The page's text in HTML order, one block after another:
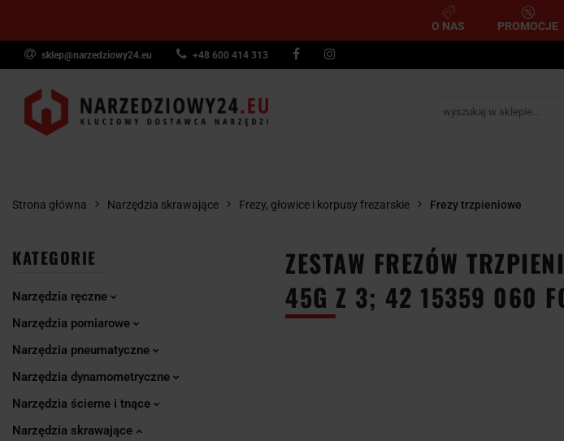
O NAS PROMOCJE
sklep@narzedziowy24.eu +48 600 414 313
Narzędzia ręczne Narzędzia pomiarowe
Narzędzia dynamometryczne
Strona główna Narzędzia skrawające Frezy, głowice i korpusy frezarskie Frezy trzpieniowe
KATEGORIE
Narzędzia ręczne
Narzędzia pomiarowe
Narzędzia pneumatyczne
Narzędzia dynamometryczne
Narzędzia ścierne i tnące
Narzędzia skrawające
ZESTAW FREZÓW
45G Z 3; 42 15359 060